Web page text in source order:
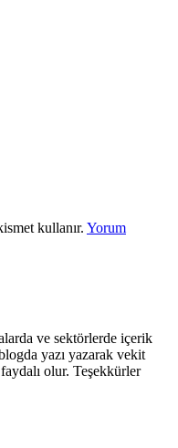
kullanır. Yorum
ve sektörlerde içerik
yazı yazarak vekit
olur. Teşekkürler